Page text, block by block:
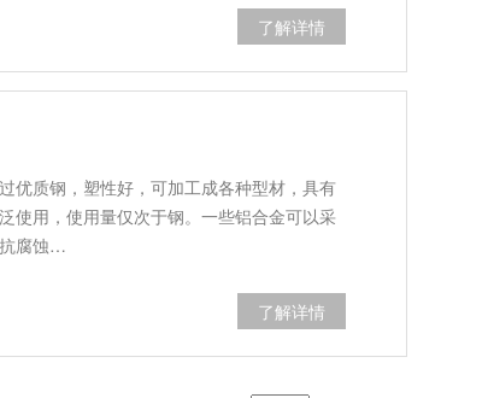
了解详情
优质钢，塑性好，可加工成各种型材，具有
使用，使用量仅次于钢。一些铝合金可以采
腐蚀…
了解详情